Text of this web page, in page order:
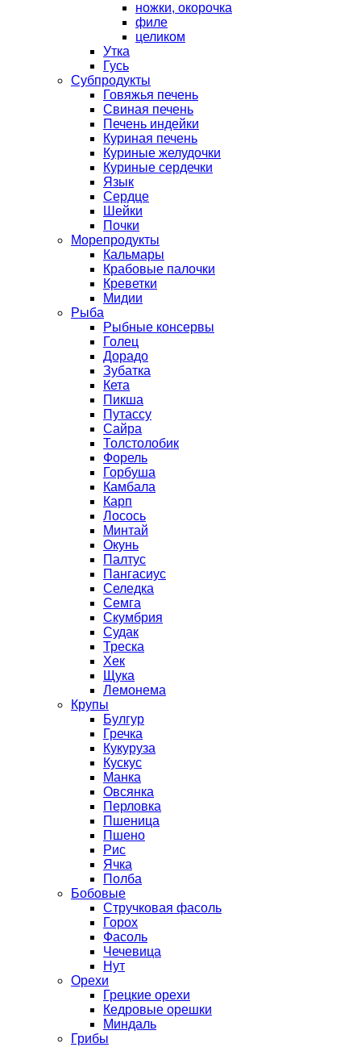
ножки, окорочка
филе
целиком
Утка
Гусь
Субпродукты
Говяжья печень
Свиная печень
Печень индейки
Куриная печень
Куриные желудочки
Куриные сердечки
Язык
Сердце
Шейки
Почки
Морепродукты
Кальмары
Крабовые палочки
Креветки
Мидии
Рыба
Рыбные консервы
Голец
Дорадо
Зубатка
Кета
Пикша
Путассу
Сайра
Толстолобик
Форель
Горбуша
Камбала
Карп
Лосось
Минтай
Окунь
Палтус
Пангасиус
Селедка
Семга
Скумбрия
Судак
Треска
Хек
Щука
Лемонема
Крупы
Булгур
Гречка
Кукуруза
Кускус
Манка
Овсянка
Перловка
Пшеница
Пшено
Рис
Ячка
Полба
Бобовые
Стручковая фасоль
Горох
Фасоль
Чечевица
Нут
Орехи
Грецкие орехи
Кедровые орешки
Миндаль
Грибы